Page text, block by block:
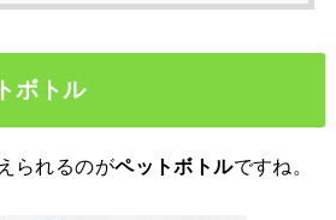
ボトル
られるのがペットボトルですね。